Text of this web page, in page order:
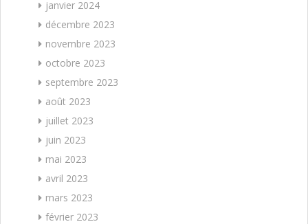
janvier 2024
décembre 2023
novembre 2023
octobre 2023
septembre 2023
août 2023
juillet 2023
juin 2023
mai 2023
avril 2023
mars 2023
février 2023